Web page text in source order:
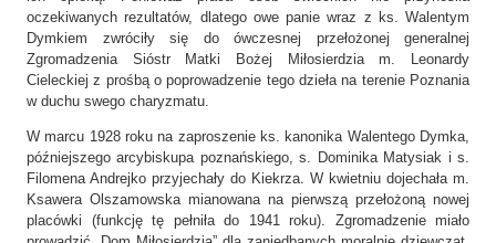
oczekiwanych rezultatów, dlatego owe panie wraz z ks. Walentym
Dymkiem zwróciły się do ówczesnej przełożonej generalnej
Zgromadzenia Sióstr Matki Bożej Miłosierdzia m. Leonardy
Cieleckiej z prośbą o poprowadzenie tego dzieła na terenie Poznania
w duchu swego charyzmatu.
W marcu 1928 roku na zaproszenie ks. kanonika Walentego Dymka,
późniejszego arcybiskupa poznańskiego, s. Dominika Matysiak i s.
Filomena Andrejko przyjechały do Kiekrza. W kwietniu dojechała m.
Ksawera Olszamowska mianowana na pierwszą przełożoną nowej
placówki (funkcję tę pełniła do 1941 roku). Zgromadzenie miało